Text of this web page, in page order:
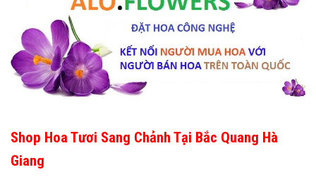
Shop Hoa Tươi Sang Chảnh Tại Bắc Quang Hà
Giang